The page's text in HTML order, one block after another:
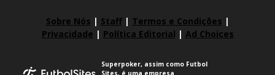
Sobre Nós | Staff| Termos e Condições |
Privacidade | Política Editorial | Ad Choices
Superpoker, assim como Futbol
Sites, é uma empresa